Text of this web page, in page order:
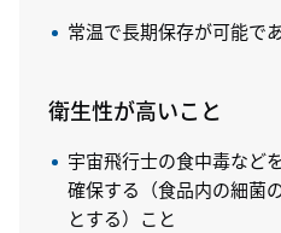
常温で長期保存が可能で
衛生性が高いこと
宇宙飛行士の食中毒など
確保する（食品内の細菌
とする）こと